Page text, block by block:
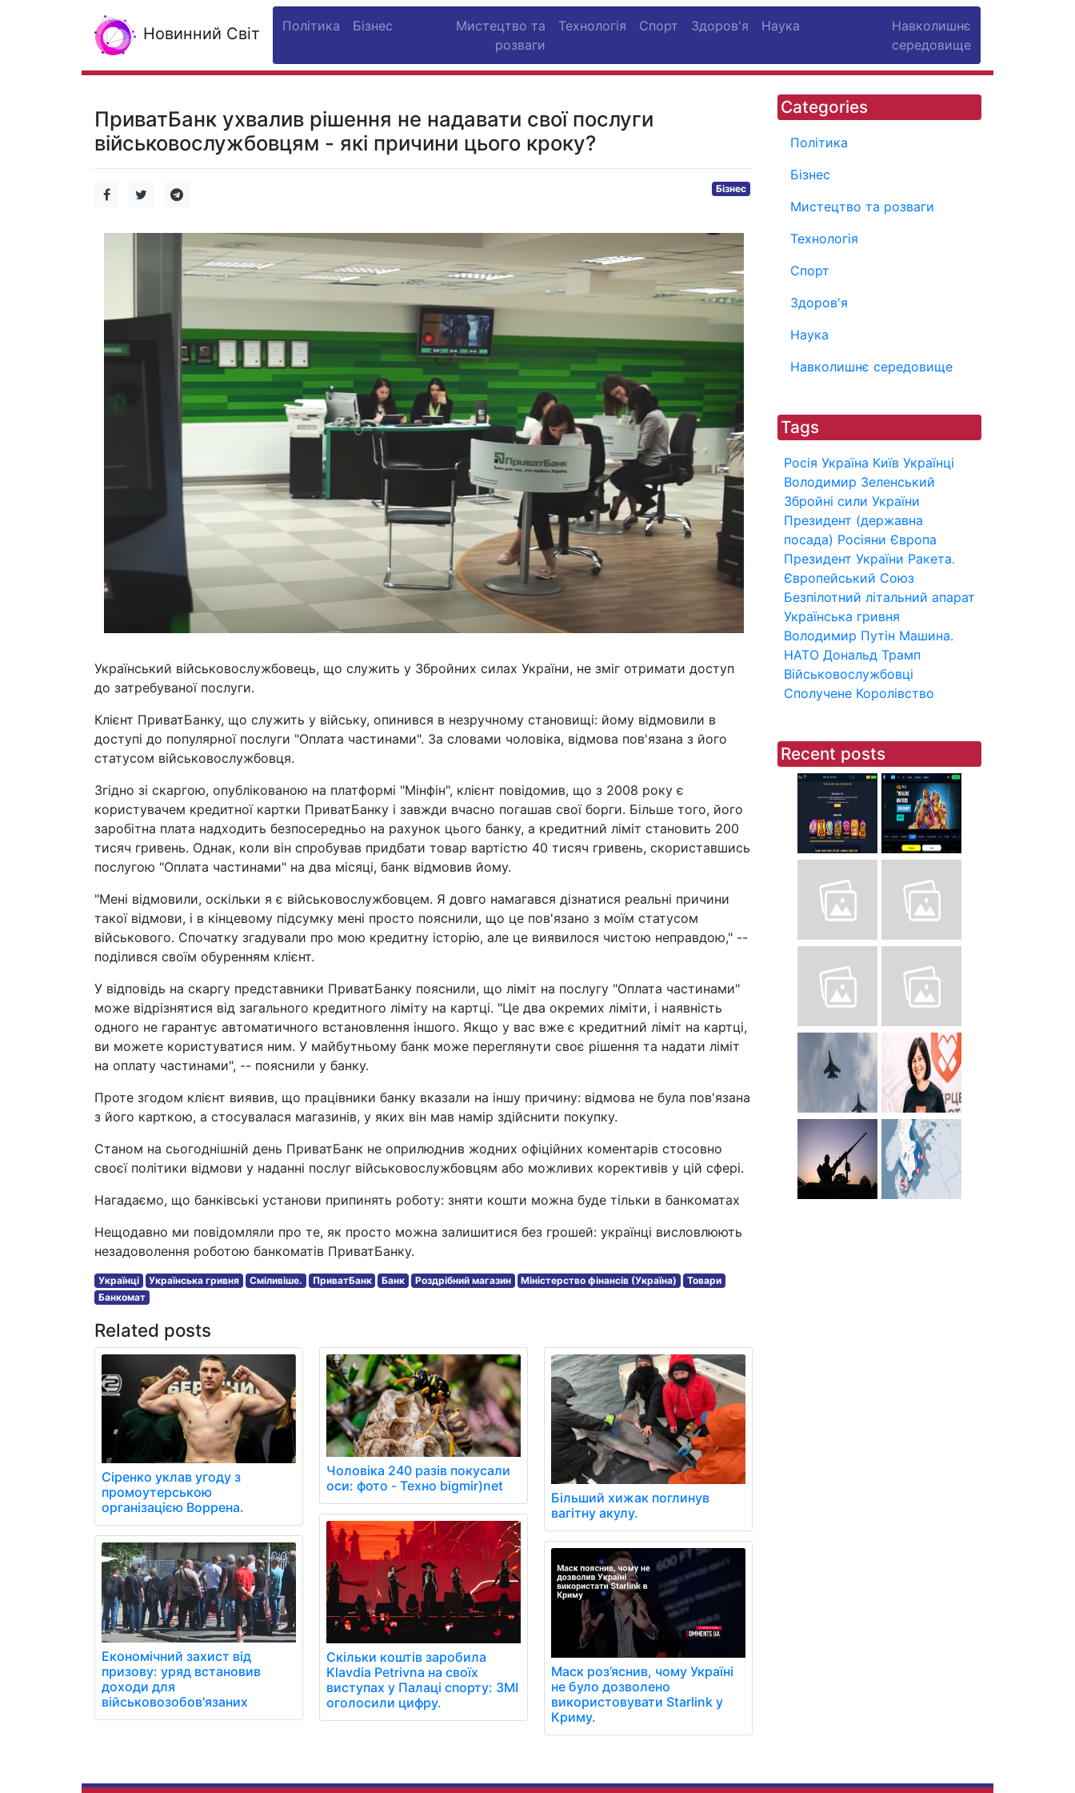
Новинний Світ Політика Бізнес
Мистецтво та
розваги
Технологія Спорт Здоров'я Наука
Навколишнє
середовище
ПриватБанк ухвалив рішення не надавати свої послуги
військовослужбовцям - які причини цього кроку?
Бізнес
Український військовослужбовець, що служить у Збройних силах України, не зміг отримати доступ
до затребуваної послуги.
Клієнт ПриватБанку, що служить у війську, опинився в незручному становищі: йому відмовили в
доступі до популярної послуги "Оплата частинами". За словами чоловіка, відмова пов'язана з його
статусом військовослужбовця.
Згідно зі скаргою, опублікованою на платформі "Мінфін", клієнт повідомив, що з 2008 року є
користувачем кредитної картки ПриватБанку і завжди вчасно погашав свої борги. Більше того, його
заробітна плата надходить безпосередньо на рахунок цього банку, а кредитний ліміт становить 200
тисяч гривень. Однак, коли він спробував придбати товар вартістю 40 тисяч гривень, скориставшись
послугою "Оплата частинами" на два місяці, банк відмовив йому.
"Мені відмовили, оскільки я є військовослужбовцем. Я довго намагався дізнатися реальні причини
такої відмови, і в кінцевому підсумку мені просто пояснили, що це пов'язано з моїм статусом
військового. Спочатку згадували про мою кредитну історію, але це виявилося чистою неправдою," --
поділився своїм обуренням клієнт.
У відповідь на скаргу представники ПриватБанку пояснили, що ліміт на послугу "Оплата частинами"
може відрізнятися від загального кредитного ліміту на картці. "Це два окремих ліміти, і наявність
одного не гарантує автоматичного встановлення іншого. Якщо у вас вже є кредитний ліміт на картці,
ви можете користуватися ним. У майбутньому банк може переглянути своє рішення та надати ліміт
на оплату частинами", -- пояснили у банку.
Проте згодом клієнт виявив, що працівники банку вказали на іншу причину: відмова не була пов'язана
з його карткою, а стосувалася магазинів, у яких він мав намір здійснити покупку.
Станом на сьогоднішній день ПриватБанк не оприлюднив жодних офіційних коментарів стосовно
своєї політики відмови у наданні послуг військовослужбовцям або можливих корективів у цій сфері.
Нагадаємо, що банківські установи припинять роботу: зняти кошти можна буде тільки в банкоматах
Нещодавно ми повідомляли про те, як просто можна залишитися без грошей: українці висловлюють
незадоволення роботою банкоматів ПриватБанку.
Українці Українська гривня Сміливіше. ПриватБанк Банк Роздрібний магазин Міністерство фінансів (Україна)
Товари
Банкомат
Related posts
Сіренко уклав угоду з
промоутерською
організацією Воррена.
Економічний захист від
призову: уряд встановив
доходи для
військовозобов'язаних
Чоловіка 240 разів покусали
оси: фото - Техно bigmir)net
Скільки коштів заробила
Klavdia Petrivna на своїх
виступах у Палаці спорту: ЗМІ
оголосили цифру.
Більший хижак поглинув
вагітну акулу.
Маск роз’яснив, чому Україні
не було дозволено
використовувати Starlink у
Криму.
Categories
Політика
Бізнес
Мистецтво та розваги
Технологія
Спорт
Здоров'я
Наука
Навколишнє середовище
Tags
Росія Україна Київ Українці
Володимир Зеленський
Збройні сили України
Президент (державна
посада) Росіяни Європа
Президент України Ракета.
Європейський Союз
Безпілотний літальний апарат
Українська гривня
Володимир Путін Машина.
НАТО Дональд Трамп
Військовослужбовці
Сполучене Королівство
Recent posts